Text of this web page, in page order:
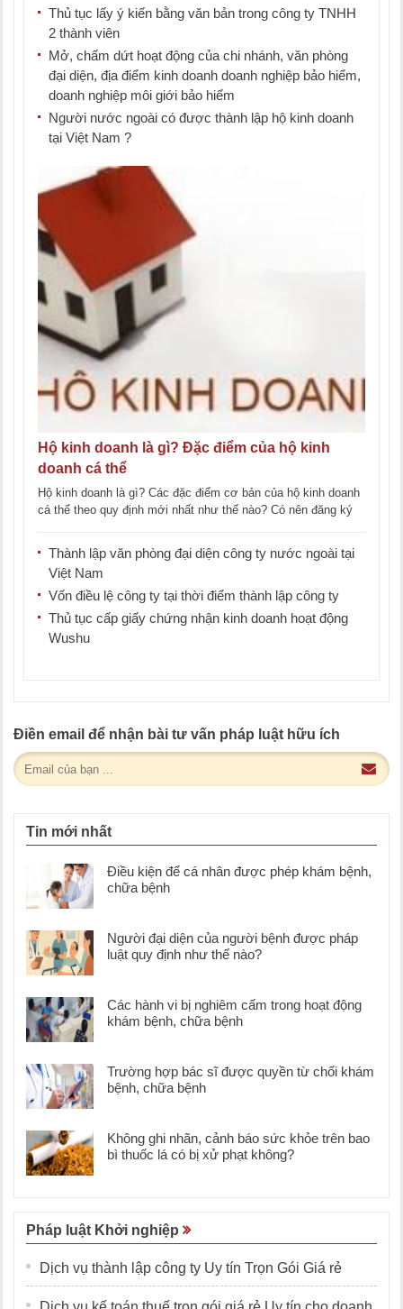
Thủ tục lấy ý kiến bằng văn bản trong công ty TNHH
2 thành viên
Mở, chấm dứt hoạt động của chi nhánh, văn phòng
đại diện, địa điểm kinh doanh doanh nghiệp bảo hiểm,
doanh nghiệp môi giới bảo hiểm
Người nước ngoài có được thành lập hộ kinh doanh
tại Việt Nam ?
Hộ kinh doanh là gì? Đặc điểm của hộ kinh
doanh cá thể
Hộ kinh doanh là gì? Các đặc điểm cơ bản của hộ kinh doanh
cá thể theo quy định mới nhất như thế nào? Có nên đăng ký
Thành lập văn phòng đại diện công ty nước ngoài tại
Việt Nam
Vốn điều lệ công ty tại thời điểm thành lập công ty
Thủ tục cấp giấy chứng nhận kinh doanh hoạt động
Wushu
Điền email để nhận bài tư vấn pháp luật hữu ích
Tin mới nhất
Điều kiện để cá nhân được phép khám bệnh,
chữa bệnh
Người đại diện của người bệnh được pháp
luật quy định như thế nào?
Các hành vi bị nghiêm cấm trong hoạt động
khám bệnh, chữa bệnh
Trường hợp bác sĩ được quyền từ chối khám
bệnh, chữa bệnh
Không ghi nhãn, cảnh báo sức khỏe trên bao
bì thuốc lá có bị xử phạt không?
Pháp luật Khởi nghiệp
Dịch vụ thành lập công ty Uy tín Trọn Gói Giá rẻ